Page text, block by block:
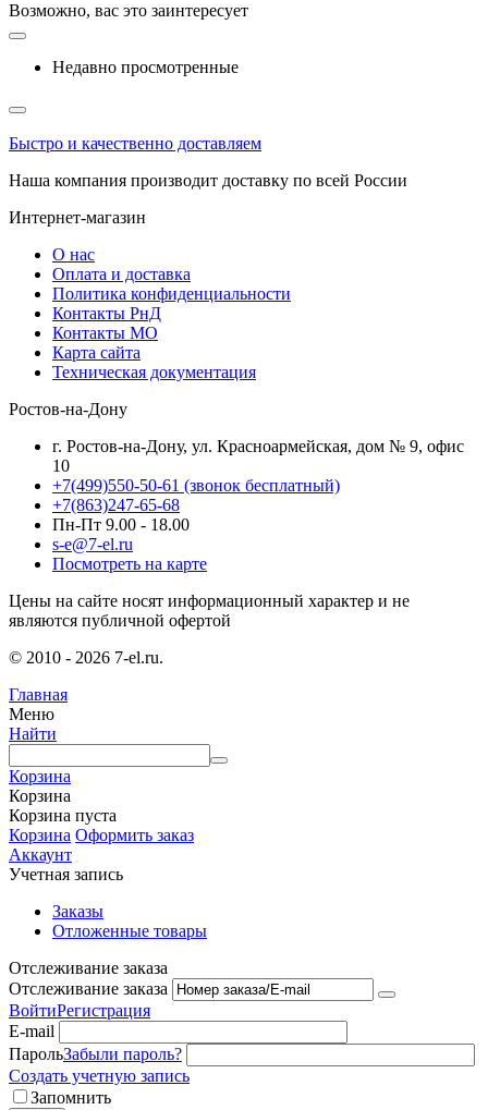
Возможно, вас это заинтересует
Недавно просмотренные
Быстро и качественно доставляем
Наша компания производит доставку по всей России
Интернет-магазин
О нас
Оплата и доставка
Политика конфиденциальности
Контакты РнД
Контакты МО
Карта сайта
Техническая документация
Ростов-на-Дону
г. Ростов-на-Дону, ул. Красноармейская, дом № 9, офис
10
+7(499)550-50-61 (звонок бесплатный)
+7(863)247-65-68
Пн-Пт 9.00 - 18.00
s-e@7-el.ru
Посмотреть на карте
Цены на сайте носят информационный характер и не
являются публичной офертой
© 2010 - 2026 7-el.ru.
Главная
Меню
Найти
Корзина
Корзина
Корзина пуста
Корзина Оформить заказ
Аккаунт
Учетная запись
Заказы
Отложенные товары
Отслеживание заказа
Отслеживание заказа
ВойтиРегистрация
E-mail
ПарольЗабыли пароль?
Создать учетную запись
Запомнить